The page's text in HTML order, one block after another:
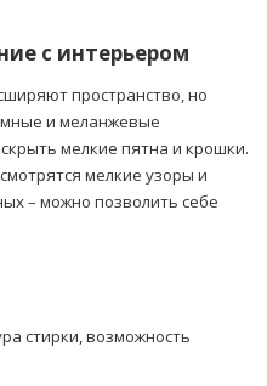
с интерьером
пространство, но
и меланжевые
мелкие пятна и крошки.
мелкие узоры и
– можно позволить себе
стирки, возможность